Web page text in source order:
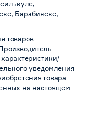
Барабинске,
товаров
характеристики/
уведомления
товара
на настоящем